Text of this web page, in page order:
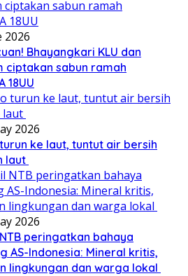
2026
Bhayangkari KLU dan
ciptakan sabun ramah
18UU
2026
ke laut, tuntut air bersih
laut
2026
peringatkan bahaya
AS-Indonesia: Mineral kritis,
lingkungan dan warga lokal